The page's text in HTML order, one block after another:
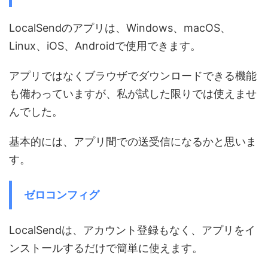
LocalSendのアプリは、Windows、macOS、
Linux、iOS、Androidで使用できます。
アプリではなくブラウザでダウンロードできる機能
も備わっていますが、私が試した限りでは使えませ
んでした。
基本的には、アプリ間での送受信になるかと思いま
す。
ゼロコンフィグ
LocalSendは、アカウント登録もなく、アプリをイ
ンストールするだけで簡単に使えます。